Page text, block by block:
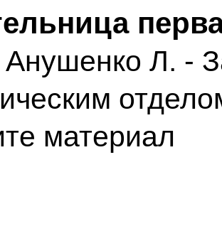
Анушенко Л. -
материал